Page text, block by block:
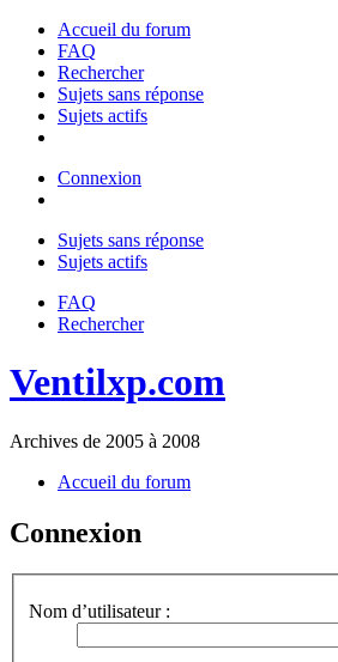
Accueil du forum
FAQ
Rechercher
Sujets sans réponse
Sujets actifs
Connexion
Sujets sans réponse
Sujets actifs
FAQ
Rechercher
Ventilxp.com
Archives de 2005 à 2008
Accueil du forum
Connexion
Nom d’utilisateur :